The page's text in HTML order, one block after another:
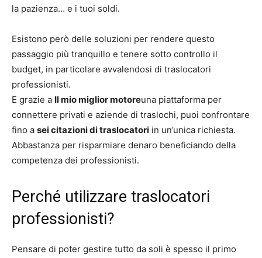
la pazienza… e i tuoi soldi.
Esistono però delle soluzioni per rendere questo
passaggio più tranquillo e tenere sotto controllo il
budget, in particolare avvalendosi di traslocatori
professionisti.
E grazie a Il mio miglior motoreuna piattaforma per
connettere privati ​​e aziende di traslochi, puoi confrontare
fino a sei citazioni di traslocatori in un’unica richiesta.
Abbastanza per risparmiare denaro beneficiando della
competenza dei professionisti.
Perché utilizzare traslocatori
professionisti?
Pensare di poter gestire tutto da soli è spesso il primo